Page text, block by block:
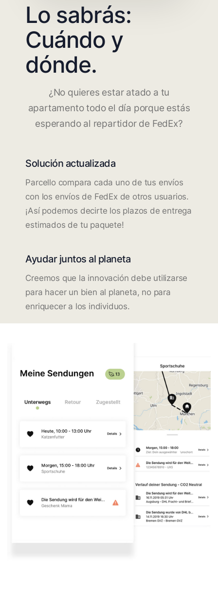
Lo sabrás:
Cuándo y
dónde.
¿No quieres estar atado a tu
apartamento todo el día porque estás
esperando al repartidor de FedEx?
Solución actualizada
Parcello compara cada uno de tus envíos
con los envíos de FedEx de otros usuarios.
¡Así podemos decirte los plazos de entrega
estimados de tu paquete!
Ayudar juntos al planeta
Creemos que la innovación debe utilizarse
para hacer un bien al planeta, no para
enriquecer a los individuos.